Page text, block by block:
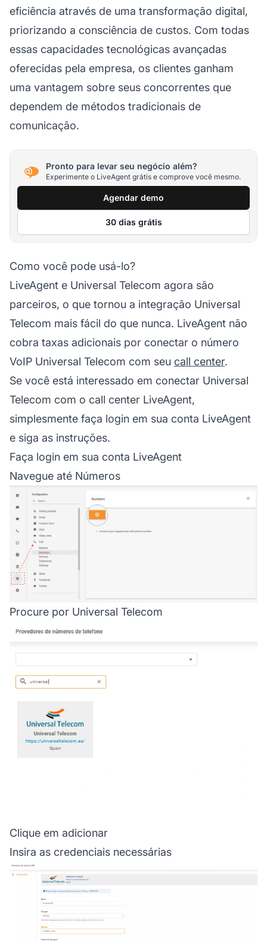
eficiência através de uma transformação digital,
priorizando a consciência de custos. Com todas
essas capacidades tecnológicas avançadas
oferecidas pela empresa, os clientes ganham
uma vantagem sobre seus concorrentes que
dependem de métodos tradicionais de
comunicação.
Pronto para levar seu negócio além?
Experimente o LiveAgent grátis e comprove você mesmo.
Agendar demo
30 dias grátis
Como você pode usá-lo?
LiveAgent e Universal Telecom agora são
parceiros, o que tornou a integração Universal
Telecom mais fácil do que nunca. LiveAgent não
cobra taxas adicionais por conectar o número
VoIP Universal Telecom com seu call center.
Se você está interessado em conectar Universal
Telecom com o call center LiveAgent,
simplesmente faça login em sua conta LiveAgent
e siga as instruções.
Faça login em sua conta LiveAgent
Navegue até Números
Procure por Universal Telecom
Clique em adicionar
Insira as credenciais necessárias